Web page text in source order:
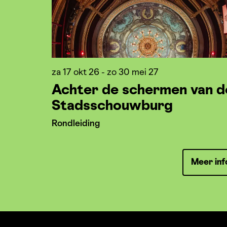
Achter de schermen van
Stadsschouwburg
Rondleiding
za 17 okt 26 - zo 30 mei 27
Meer